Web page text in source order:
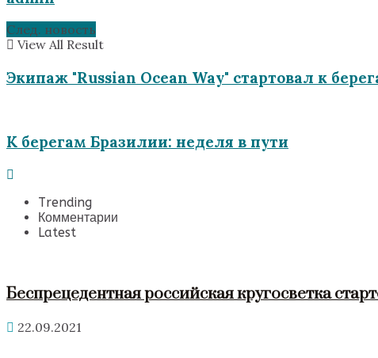
View All Result
След. новость
Экипаж "Russian Ocean Way" стартовал к
К берегам Бразилии: неделя в пути
Trending
Комментарии
Latest
Беспрецедентная российская кругосветка
22.09.2021